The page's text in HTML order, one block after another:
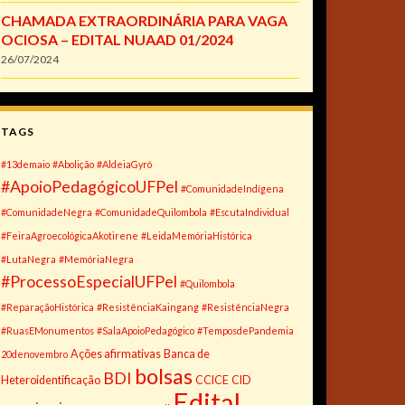
CHAMADA EXTRAORDINÁRIA PARA VAGA
OCIOSA – EDITAL NUAAD 01/2024
26/07/2024
TAGS
#13demaio #Abolição #AldeiaGyró
#ApoioPedagógicoUFPel #ComunidadeIndígena
#ComunidadeNegra #ComunidadeQuilombola #EscutaIndividual
#FeiraAgroecológicaAkotirene #LeidaMemóriaHistórica
#LutaNegra #MemóriaNegra
#ProcessoEspecialUFPel #Quilombola
#ReparaçãoHistórica #ResistênciaKaingang #ResistênciaNegra
#RuasEMonumentos #SalaApoioPedagógico #TemposdePandemia
20denovembro Ações afirmativas Banca de
Heteroidentificação BDI bolsas CCICE CID